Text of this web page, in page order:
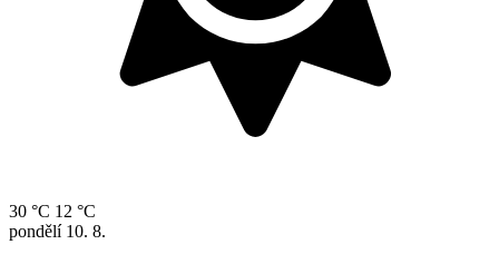
30 °C 12 °C
pondělí 10. 8.